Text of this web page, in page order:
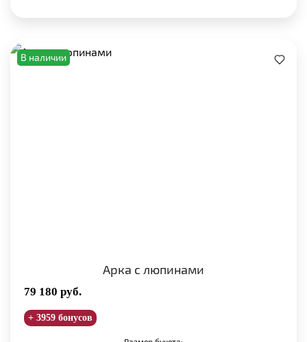
В наличии
Арка с люпинами
79 180 руб.
+ 3959 бонусов